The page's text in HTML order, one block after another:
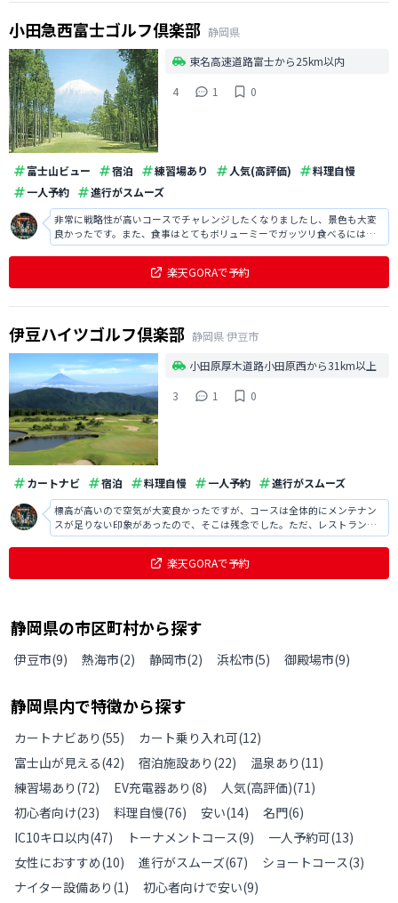
小田急西富士ゴルフ倶楽部 静岡県
東名高速道路富士から25km以内
4
1 0
富士山ビュー 宿泊 練習場あり 人気(高評価)
料理自慢
一人予約
進行がスムーズ
非常に戦略性が高いコースでチャレンジしたくなりましたし、景色も大変
良かったです。また、食事はとてもボリューミーでガッツリ食べるには非
常に良かったですし、味も大変美味しかったです。
楽天GORAで予約
伊豆ハイツゴルフ倶楽部 静岡県伊豆市
小田原厚木道路小田原西から31km以上
3
1 0
カートナビ 宿泊 料理自慢 一人予約 進行がスムーズ
標高が高いので空気が大変良かったですが、コースは全体的にメンテナン
スが足りない印象があったので、そこは残念でした。ただ、レストランの
食事は美味しかったですし、ロケーションも良かったです。
楽天GORAで予約
静岡県の市区町村から探す
伊豆市(9) 熱海市(2) 静岡市(2) 浜松市(5) 御殿場市(9)
静岡県内で特徴から探す
カートナビあり (55) カート乗り入れ可(12)
富士山が見える(42) 宿泊施設あり (22) 温泉あり (11)
練習場あり (72) EV充電器あり (8) 人気(高評価)(71)
初心者向け(23) 料理自慢(76) 安い(14) 名門(6)
IC10キロ以内(47) トーナメントコース(9) 一人予約可(13)
女性におすすめ(10) 進行がスムーズ(67) ショートコース(3)
ナイター設備あり (1) 初心者向けで安い(9)